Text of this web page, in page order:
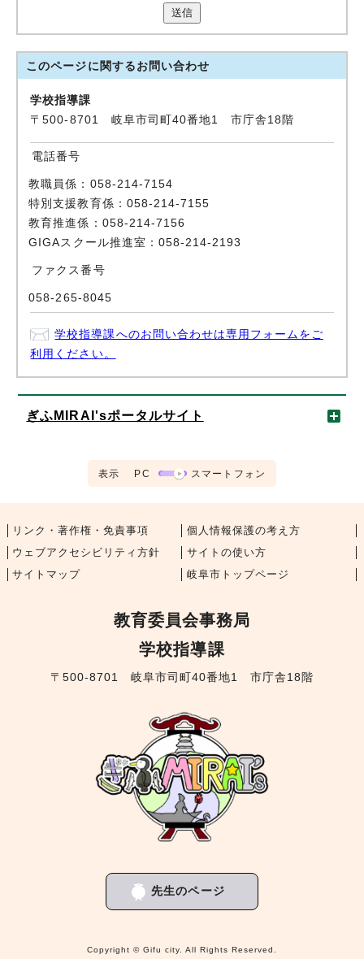
送信
このページに関する お問い合わせ
学校指導課
〒500-8701 岐阜市司町40番地1 市庁舎18階
電話番号
教職員係：058-214-7154
特別支援教育係：058-214-7155
教育推進係：058-214-7156
GIGAスクール推進室：058-214-2193
ファクス番号
058-265-8045
学校指導課へのお問い合わせは専用フォームをご
利用ください。
ぎふMIRAI'sポータルサイト
表示 PC スマートフォン
リンク・著作権・免責事項
個人情報保護の考え方
ウェブアクセシビリティ方針
サイトの使い方
サイトマップ
岐阜市トップページ
教育委員会事務局
学校指導課
〒500-8701 岐阜市司町40番地1 市庁舎18階
先生のページ
Copyright © Gifu city. All Rights Reserved.